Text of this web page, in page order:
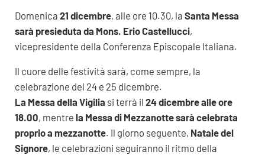
Domenica 21 dicembre, alle ore 10.30, la Santa Messa
sarà presieduta da Mons. Erio Castellucci,
vicepresidente della Conferenza Episcopale Italiana.
Il cuore delle festività sarà, come sempre, la
celebrazione del 24 e 25 dicembre.
La Messa della Vigilia si terrà il 24 dicembre alle ore
18.00, mentre la Messa di Mezzanotte sarà celebrata
proprio a mezzanotte. Il giorno seguente, Natale del
Signore, le celebrazioni seguiranno il ritmo della